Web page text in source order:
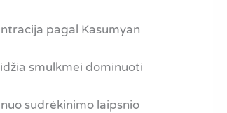
pagal Kasumyan
smulkmei dominuoti
sudrėkinimo laipsnio